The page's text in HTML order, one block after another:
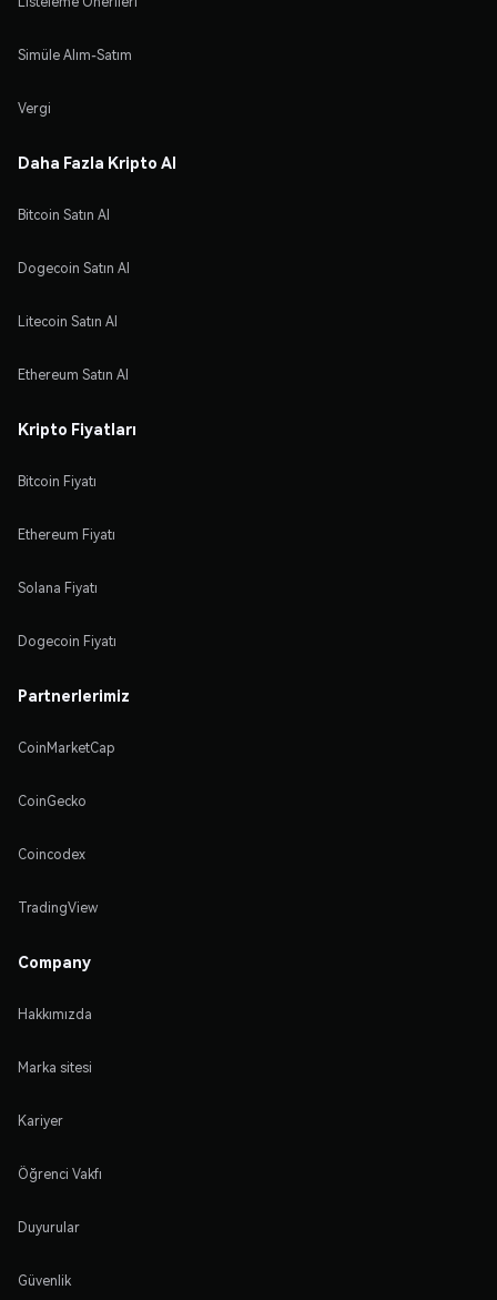
Simüle Alım-Satım
Vergi
Daha Fazla Kripto Al
Bitcoin Satın Al
Dogecoin Satın Al
Litecoin Satın Al
Ethereum Satın Al
Kripto Fiyatları
Bitcoin Fiyatı
Ethereum Fiyatı
Solana Fiyatı
Dogecoin Fiyatı
Partnerlerimiz
CoinMarketCap
CoinGecko
Coincodex
TradingView
Company
Hakkımızda
Marka sitesi
Kariyer
Öğrenci Vakfı
Duyurular
Güvenlik